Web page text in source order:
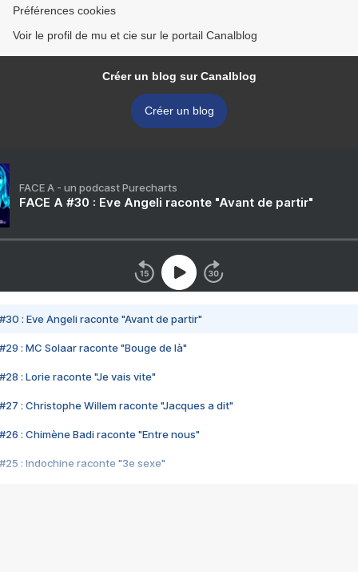
Préférences cookies
Voir le profil de mu et cie sur le portail Canalblog
Créer un blog sur Canalblog
Créer un blog
FACE A - un podcast Purecharts
FACE A #30 : Eve Angeli raconte "Avant de partir"
#30 : Eve Angeli raconte "Avant de partir"
#29 : MC Solaar raconte "Bouge de là"
#28 : Lorie raconte "Je vais vite"
#27 : Christophe Willem raconte "Jacques a dit"
#26 : Chimène Badi raconte "Entre nous"
#25 : Indochine raconte "3e sexe"